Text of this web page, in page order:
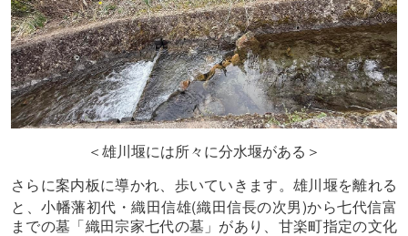
＜雄川堰には所々に分水堰がある＞
さらに案内板に導かれ、歩いていきます。雄川堰を離れる
と、小幡藩初代・織田信雄(織田信長の次男)から七代信富
までの墓「織田宗家七代の墓」があり、甘楽町指定の文化